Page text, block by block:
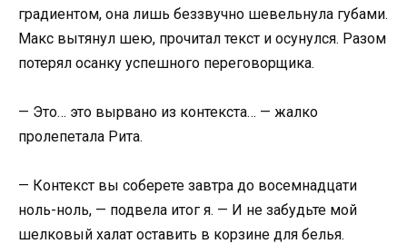
градиентом, она лишь беззвучно шевельнула губами.
Макс вытянул шею, прочитал текст и осунулся. Разом
потерял осанку успешного переговорщика.
— Это… это вырвано из контекста… — жалко
пролепетала Рита.
— Контекст вы соберете завтра до восемнадцати
ноль-ноль, — подвела итог я. — И не забудьте мой
шелковый халат оставить в корзине для белья.